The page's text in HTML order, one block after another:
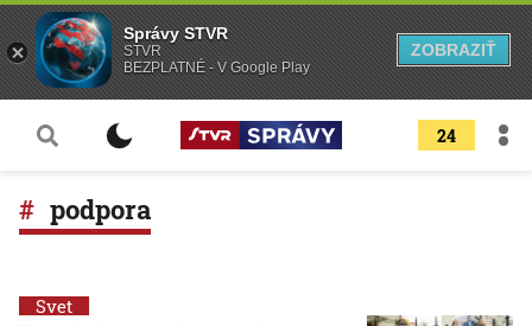
24
podpora
Svet
Správy STVR
STVR
BEZPLATNÉ - V Google Play
ZOBRAZIŤ